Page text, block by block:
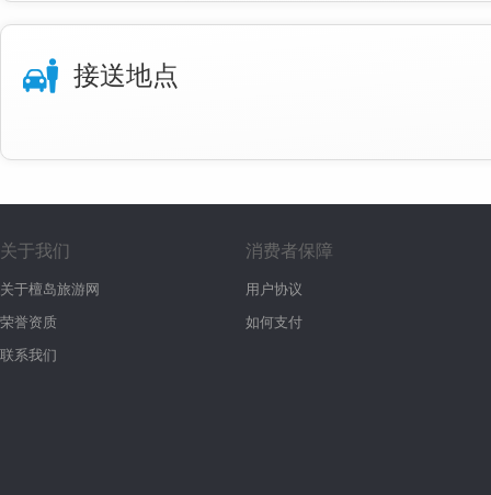
接送地点
关于我们
关于檀岛旅游网
荣誉资质
联系我们
消费者保障
用户协议
如何支付